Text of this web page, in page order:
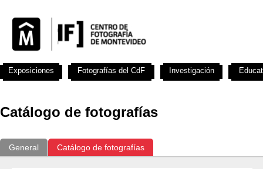
Catálogo de fotografías
General Catálogo de fotografías
Exposiciones Fotografías del CdF Investigación